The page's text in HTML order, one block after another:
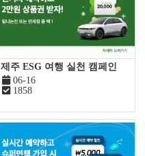
제주 ESG 여행 실천 캠페인
06-16
1858